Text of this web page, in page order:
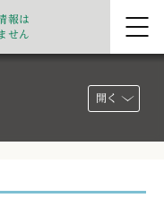
報は
せん
開く